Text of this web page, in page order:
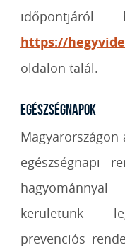
időpontjáról
https://
oldalon talál.
Egészségnapok
egészségnapi
kerületünk
prevenciós